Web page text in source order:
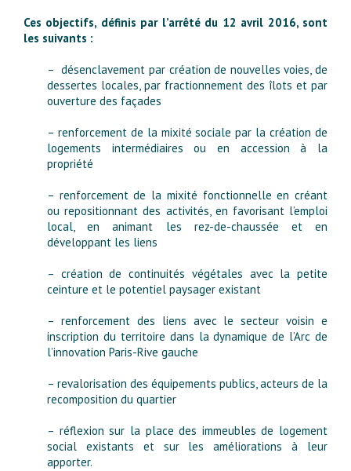
Ces objectifs, définis par l’arrêté du 12 avril 2016, sont
les suivants :
– désenclavement par création de nouvelles voies, de
dessertes locales, par fractionnement des îlots et par
ouverture des façades
– renforcement de la mixité sociale par la création de
logements intermédiaires ou en accession à la
propriété
– renforcement de la mixité fonctionnelle en créant
ou repositionnant des activités, en favorisant l’emploi
local, en animant les rez-de-chaussée et en
développant les liens
– création de continuités végétales avec la petite
ceinture et le potentiel paysager existant
– renforcement des liens avec le secteur voisin e
inscription du territoire dans la dynamique de l’Arc de
l’innovation Paris-Rive gauche
– revalorisation des équipements publics, acteurs de la
recomposition du quartier
– réflexion sur la place des immeubles de logement
social existants et sur les améliorations à leur
apporter.